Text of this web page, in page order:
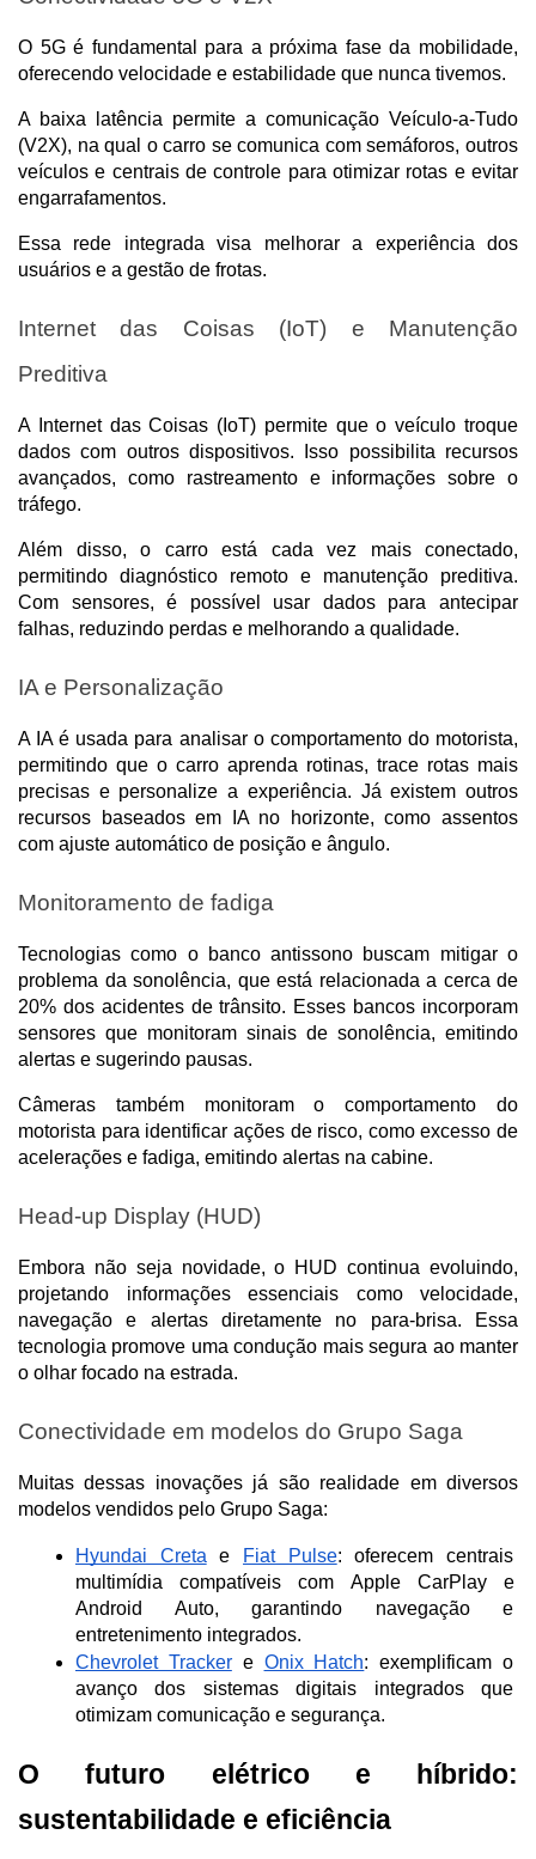
O 5G é fundamental para a próxima fase da mobilidade,
oferecendo velocidade e estabilidade que nunca tivemos.
A baixa latência permite a comunicação Veículo-a-Tudo
(V2X), na qual o carro se comunica com semáforos, outros
veículos e centrais de controle para otimizar rotas e evitar
engarrafamentos.
Essa rede integrada visa melhorar a experiência dos
usuários e a gestão de frotas.
Internet das Coisas (IoT) e Manutenção
Preditiva
A Internet das Coisas (IoT) permite que o veículo troque
dados com outros dispositivos. Isso possibilita recursos
avançados, como rastreamento e informações sobre o
tráfego.
Além disso, o carro está cada vez mais conectado,
permitindo diagnóstico remoto e manutenção preditiva.
Com sensores, é possível usar dados para antecipar
falhas, reduzindo perdas e melhorando a qualidade.
IA e Personalização
A IA é usada para analisar o comportamento do motorista,
permitindo que o carro aprenda rotinas, trace rotas mais
precisas e personalize a experiência. Já existem outros
recursos baseados em IA no horizonte, como assentos
com ajuste automático de posição e ângulo.
Monitoramento de fadiga
Tecnologias como o banco antissono buscam mitigar o
problema da sonolência, que está relacionada a cerca de
20% dos acidentes de trânsito. Esses bancos incorporam
sensores que monitoram sinais de sonolência, emitindo
alertas e sugerindo pausas.
Câmeras também monitoram o comportamento do
motorista para identificar ações de risco, como excesso de
acelerações e fadiga, emitindo alertas na cabine.
Head-up Display (HUD)
Embora não seja novidade, o HUD continua evoluindo,
projetando informações essenciais como velocidade,
navegação e alertas diretamente no para-brisa. Essa
tecnologia promove uma condução mais segura ao manter
o olhar focado na estrada.
Conectividade em modelos do Grupo Saga
Muitas dessas inovações já são realidade em diversos
modelos vendidos pelo Grupo Saga:
Hyundai Creta e Fiat Pulse: oferecem centrais
multimídia compatíveis com Apple CarPlay e
Android Auto, garantindo navegação e
entretenimento integrados.
Chevrolet Tracker e Onix Hatch: exemplificam o
avanço dos sistemas digitais integrados que
otimizam comunicação e segurança.
O futuro elétrico e híbrido:
sustentabilidade e eficiência